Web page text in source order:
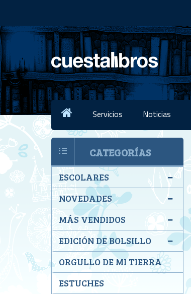
Servicios Noticias
CATEGORÍAS
ESCOLARES
NOVEDADES
MÁS VENDIDOS
EDICIÓN DE BOLSILLO
ORGULLO DE MI TIERRA
ESTUCHES